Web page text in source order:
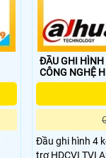
ĐẦU GHI
CÔNG NGHỆ
Đầu ghi hình 4
trợ HDCVI TVI